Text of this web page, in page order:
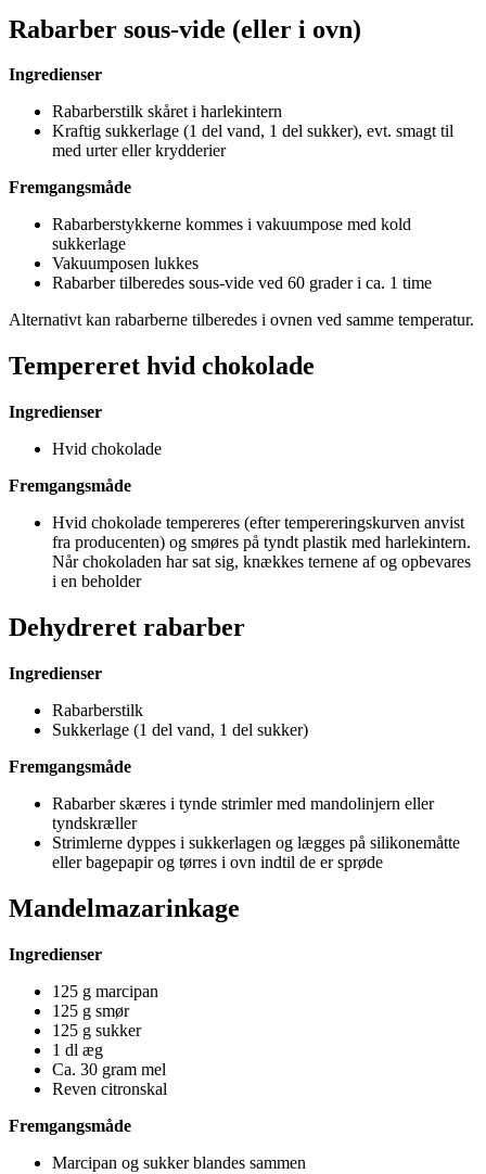
Rabarber sous-vide (eller i ovn)
Ingredienser
Rabarberstilk skåret i harlekintern
Kraftig sukkerlage (1 del vand, 1 del sukker), evt. smagt til
med urter eller krydderier
Fremgangsmåde
Rabarberstykkerne kommes i vakuumpose med kold
sukkerlage
Vakuumposen lukkes
Rabarber tilberedes sous-vide ved 60 grader i ca. 1 time
Alternativt kan rabarberne tilberedes i ovnen ved samme temperatur.
Tempereret hvid chokolade
Ingredienser
Hvid chokolade
Fremgangsmåde
Hvid chokolade tempereres (efter tempereringskurven anvist
fra producenten) og smøres på tyndt plastik med harlekintern.
Når chokoladen har sat sig, knækkes ternene af og opbevares
i en beholder
Dehydreret rabarber
Ingredienser
Rabarberstilk
Sukkerlage (1 del vand, 1 del sukker)
Fremgangsmåde
Rabarber skæres i tynde strimler med mandolinjern eller
tyndskræller
Strimlerne dyppes i sukkerlagen og lægges på silikonemåtte
eller bagepapir og tørres i ovn indtil de er sprøde
Mandelmazarinkage
Ingredienser
125 g marcipan
125 g smør
125 g sukker
1 dl æg
Ca. 30 gram mel
Reven citronskal
Fremgangsmåde
Marcipan og sukker blandes sammen